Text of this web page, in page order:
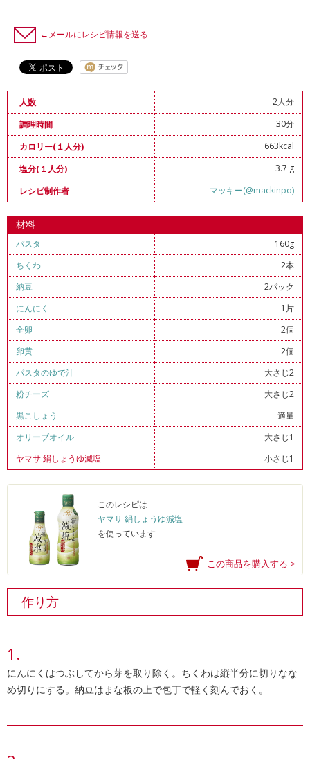
←メールにレシピ情報を送る
人数
2人分
調理時間
30分
カロリー(１人分)
663kcal
塩分(１人分)
3.7 g
レシピ制作者
マッキー(@mackinpo)
材料
パスタ
160g
ちくわ
2本
納豆
2パック
にんにく
1片
全卵
2個
卵黄
2個
パスタのゆで汁
大さじ2
粉チーズ
大さじ2
黒こしょう
適量
オリーブオイル
大さじ1
ヤマサ 絹しょうゆ減塩
小さじ1
このレシピは
ヤマサ 絹しょうゆ減塩
を使っています
この商品を購入する >
作り方
にんにくはつぶしてから芽を取り除く。ちくわは縦半分に切りなな
め切りにする。納豆はまな板の上で包丁で軽く刻んでおく。